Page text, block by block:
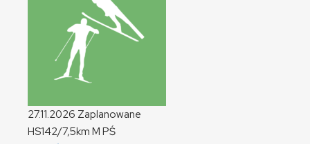
27.11.2026 Zaplanowane
HS142/7,5km M PŚ